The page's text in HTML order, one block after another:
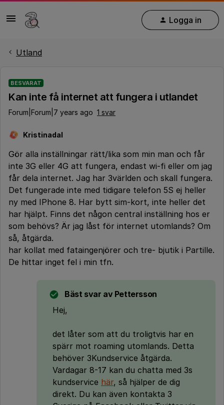
Logga in
Utland
BESVARAT
Kan inte få internet att fungera i utlandet
Forum|Forum|7 years ago 1 svar
K Kristinadal
Gör alla inställningar rätt/lika som min man och får
inte 3G eller 4G att fungera, endast wi-fi eller om jag
får dela internet. Jag har 3världen och skall fungera.
Det fungerade inte med tidigare telefon 5S ej heller
ny med IPhone 8. Har bytt sim-kort, inte heller det
har hjälpt. Finns det någon central inställning hos er
som behövs? Är jag låst för internet utomlands? Om
så, åtgärda.
har kollat med fataingenjörer och tre- bjutik i Partille.
De hittar inget fel i min tfn.
Bäst svar av Pettersson
Hej,
det låter som att du troligtvis har en
spärr mot roaming utomlands. Detta
behöver 3Kundservice åtgärda.
Vardagar 8-17 kan du chatta med 3s
kundservice här, så hjälper de dig
direkt. Du kan även kontakta 3